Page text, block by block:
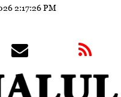
2:17:29 PM